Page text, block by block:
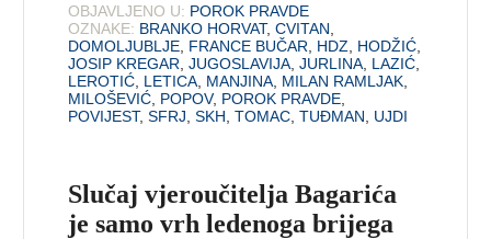
OBJAVLJENO U: POROK PRAVDE
OZNAKE: BRANKO HORVAT,CVITAN
DOMOLJUBLJE FRANCE BUČAR HDZ HODŽIĆ
JOSIP KREGAR ,JUGOSLAVIJA ,JURLINA LAZIĆ
LEROTIĆ LETICA MANJINA MILAN RAMLJAK
MILOŠEVIĆ POPOV, POROK PRAVDE
POVIJEST,SFRJ ,SKH ,TOMAC ,TUĐMAN UJDI
Slučaj vjeroučitelja Bagarića
je samo vrh ledenoga brijega